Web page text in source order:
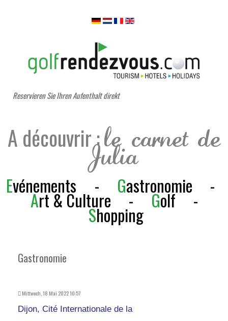
Reservieren Sie Ihren Aufenthalt direkt
A découvrir : le carnet de
Julia
Evénements - Gastronomie -
Art & Culture -Golf-
Shopping
Gastronomie
Mittwoch, 18 Mai 2022 10:57
Dijon, Cité Internationale de la